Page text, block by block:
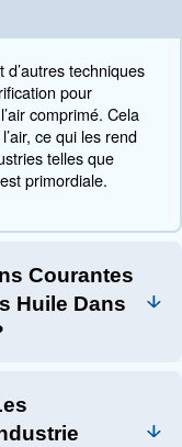
appropriées des
fournissent
la surveillance
filtration
uniques des
conformité aux
essentiel dans